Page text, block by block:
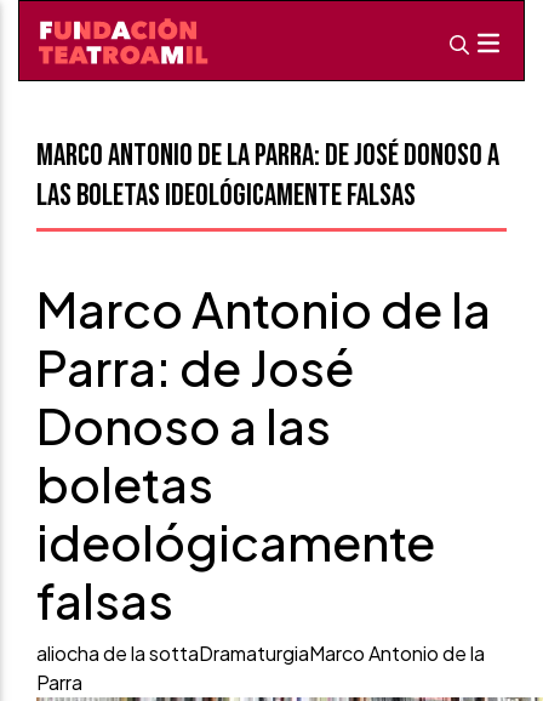
Marco Antonio de la Parra: de José Donoso a
las boletas ideológicamente falsas
Marco Antonio de la
Parra: de José
Donoso a las
boletas
ideológicamente
falsas
aliocha de la sottaDramaturgiaMarco Antonio de la
Parra